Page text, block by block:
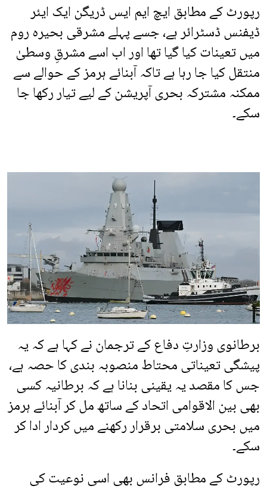
رپورٹ کے مطابق ایچ ایم ایس ڈریگن ایک ایئر
ڈیفنس ڈسٹرائر ہے، جسے پہلے مشرقی بحیرہ روم
میں تعینات کیا گیا تھا اور اب اسے مشرقِ وسطیٰ
منتقل کیا جا رہا ہے تاکہ آبنائے ہرمز کے حوالے سے
ممکنہ مشترکہ بحری آپریشن کے لیے تیار رکھا جا
سکے۔
برطانوی وزارتِ دفاع کے ترجمان نے کہا ہے کہ یہ
پیشگی تعیناتی محتاط منصوبہ بندی کا حصہ ہے،
جس کا مقصد یہ یقینی بنانا ہے کہ برطانیہ کسی
بھی بین الاقوامی اتحاد کے ساتھ مل کر آبنائے ہرمز
میں بحری سلامتی برقرار رکھنے میں کردار ادا کر
سکے۔
رپورٹ کے مطابق فرانس بھی اسی نوعیت کی